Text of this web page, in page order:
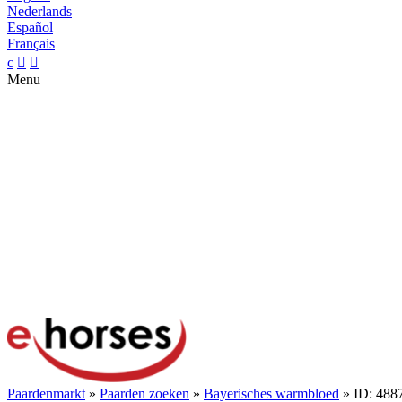
Nederlands
Español
Français
c  
Menu
Paardenmarkt » Paarden zoeken » Bayerisches warmbloed » ID: